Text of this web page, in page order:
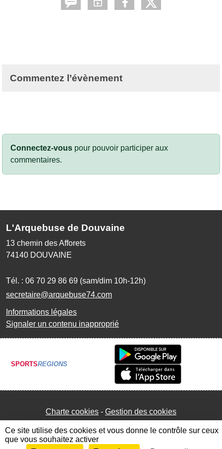
Commentez l’évènement
Connectez-vous pour pouvoir participer aux
commentaires.
L'Arquebuse de Douvaine
13 chemin des Afforets
74140 DOUVAINE
Tél. : 06 70 29 86 69 (sam/dim 10h-12h)
secretaire@arquebuse74.com
Informations légales
Signaler un contenu inapproprié
SPORTSREGIONS
Charte cookies Gestion des cookies
Ce site utilise des cookies et vous donne le contrôle sur ceux
que vous souhaitez activer